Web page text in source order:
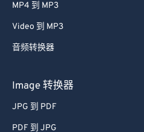
MP4 到 MP3
Video 到 MP3
音频转换器
Image 转换器
JPG 到 PDF
PDF 到 JPG